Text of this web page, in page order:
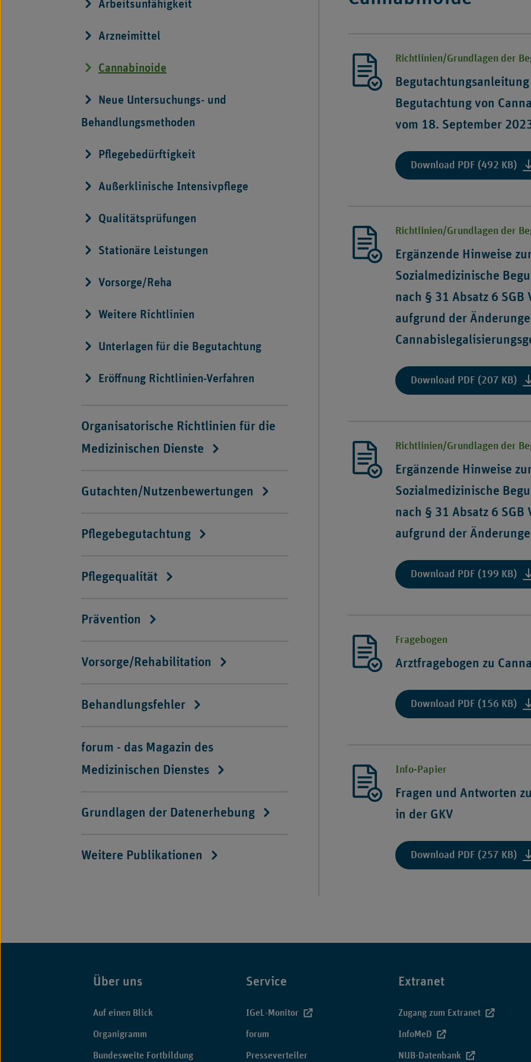
Arbeitsunfähigkeit
Arzneimittel
Cannabinoide
Neue Untersuchungs- und
Behandlungsmethoden
Pflegebedürftigkeit
Außerklinische Intensivpflege
Qualitätsprüfungen
Stationäre Leistungen
Vorsorge/Reha
Weitere Richtlinien
Unterlagen für die Begutachtung
Eröffnung Richtlinien-Verfahren
Organisatorische Richtlinien für die
Medizinischen Dienste
Gutachten/Nutzenbewertungen
Pflegebegutachtung
Pflegequalität
Prävention
Vorsorge/Rehabilitation
Behandlungsfehler
forum - das Magazin des
Medizinischen Dienstes
Grundlagen der Datenerhebung
Weitere Publikationen
Begutachtung von
vom 18. September
Richtlinien/Grundlagen der
Download PDF (492 KB):
31
V
vom
18.
Ergänzende Hinweise
Sozialmedizinische
nach § 31 Absatz 6
aufgrund der
Richtlinien/Grundlagen der
Download PDF (207 KB):
31
Ergänzende Hinweise
Sozialmedizinische
nach § 31 Absatz 6
aufgrund der
Richtlinien/Grundlagen der
Download PDF (199 KB):
§
der
Arztfragebogen zu
Fragebogen
Download PDF (156 KB):
31
Fragen und Antworten
in der GKV
Info-Papier
Download PDF (257 KB):
Fußbereich
Über uns
Auf einen Blick
Organigramm
Bundesweite Fortbildung
Service
IGeL-Monitor
forum
Presseverteiler
Extranet
Zugang zum Extranet
InfoMeD
NUB-Datenbank